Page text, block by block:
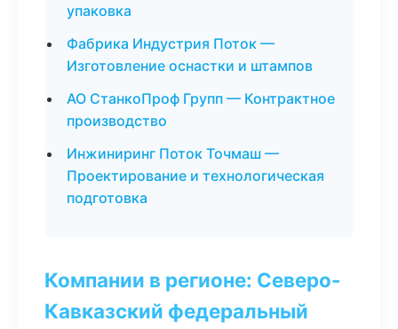
упаковка
Фабрика Индустрия Поток —
Изготовление оснастки и штампов
АО СтанкоПроф Групп — Контрактное
производство
Инжиниринг Поток Точмаш —
Проектирование и технологическая
подготовка
Компании в регионе: Северо-
Кавказский федеральный